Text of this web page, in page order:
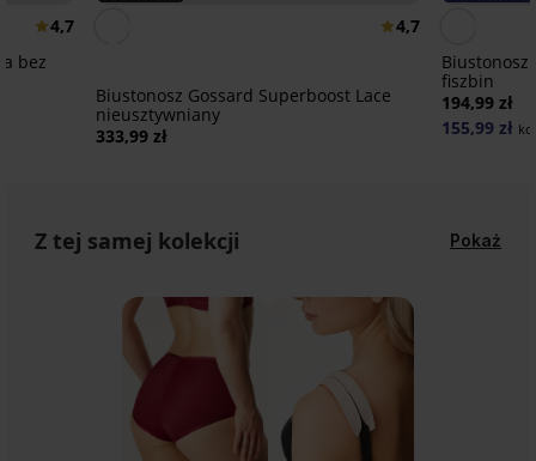
4,7
bez
4,7
Biustonosz Gossard Superboost Lace
nieusztywniany
333,99 zł
fiszbin
194,99 zł
155,99 zł
Z tej samej kolekcji Pokaż